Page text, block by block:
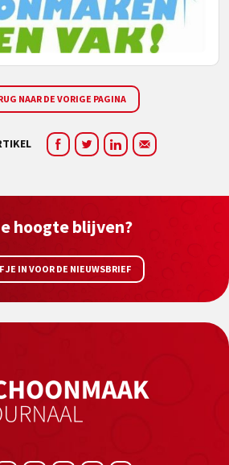
NAAR DE VORIGE PAGINA
hoogte blijven?
JE IN VOOR DE NIEUWSBRIEF